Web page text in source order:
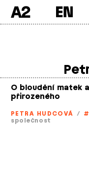
A2
O bloudění matek
přirozeného
PETRA HUDCOVÁ /
společnost